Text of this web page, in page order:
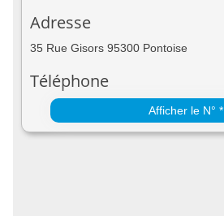
Adresse
35 Rue Gisors 95300 Pontoise
Téléphone
Afficher le N° *